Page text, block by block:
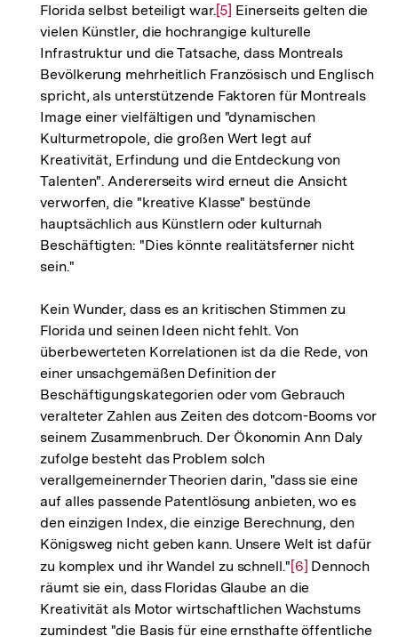
Florida selbst beteiligt war.Zur
Auflösung
der
Fußnote
[5] Einerseits gelten die
vielen Künstler, die hochrangige kulturelle
Infrastruktur und die Tatsache, dass Montreals
Bevölkerung mehrheitlich Französisch und Englisch
spricht, als unterstützende Faktoren für Montreals
Image einer vielfältigen und "dynamischen
Kulturmetropole, die großen Wert legt auf
Kreativität, Erfindung und die Entdeckung von
Talenten". Andererseits wird erneut die Ansicht
verworfen, die "kreative Klasse" bestünde
hauptsächlich aus Künstlern oder kulturnah
Beschäftigten: "Dies könnte realitätsferner nicht
sein."
Kein Wunder, dass es an kritischen Stimmen zu
Florida und seinen Ideen nicht fehlt. Von
überbewerteten Korrelationen ist da die Rede, von
einer unsachgemäßen Definition der
Beschäftigungskategorien oder vom Gebrauch
veralteter Zahlen aus Zeiten des dotcom-Booms vor
seinem Zusammenbruch. Der Ökonomin Ann Daly
zufolge besteht das Problem solch
verallgemeinernder Theorien darin, "dass sie eine
auf alles passende Patentlösung anbieten, wo es
den einzigen Index, die einzige Berechnung, den
Königsweg nicht geben kann. Unsere Welt ist dafür
zu komplex und ihr Wandel zu schnell."Zur
Auflösung
der
Fußnote
[6] Dennoch
räumt sie ein, dass Floridas Glaube an die
Kreativität als Motor wirtschaftlichen Wachstums
zumindest "die Basis für eine ernsthafte öffentliche